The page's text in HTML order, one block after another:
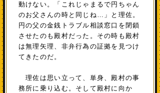
動けない。「これじゃまるで円ちゃん
のお父さんの時と同じね…」と理佐。
円の父の金銭トラブル相談窓口を閉鎖
させたのも殿村だった。その時も殿村
は無理矢理、非弁行為の証拠を見つけ
てきたのだ。
理佐は思い立って、単身、殿村の事
務所に乗り込む。そして殿村に向か